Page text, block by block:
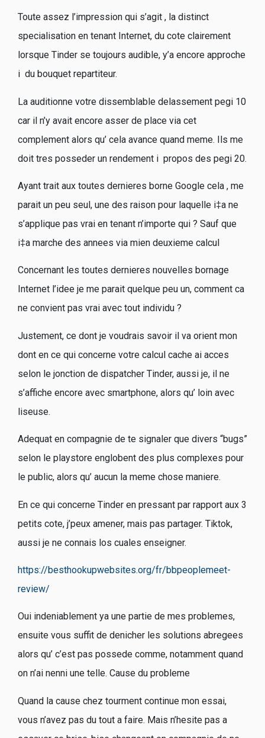
Toute assez l’impression qui s’agit , la distinct
specialisation en tenant Internet, du cote clairement
lorsque Tinder se toujours audible, y’a encore approche
i du bouquet repartiteur.
La auditionne votre dissemblable delassement pegi 10
car il n’y avait encore asser de place via cet
complement alors qu’ cela avance quand meme. Ils me
doit tres posseder un rendement i propos des pegi 20.
Ayant trait aux toutes dernieres borne Google cela , me
parait un peu seul, une des raison pour laquelle i‡a ne
s’applique pas vrai en tenant n’importe qui ? Sauf que
i‡a marche des annees via mien deuxieme calcul
Concernant les toutes dernieres nouvelles bornage
Internet l’idee je me parait quelque peu un, comment ca
ne convient pas vrai avec tout individu ?
Justement, ce dont je voudrais savoir il va orient mon
dont en ce qui concerne votre calcul cache ai acces
selon le jonction de dispatcher Tinder, aussi je, il ne
s’affiche encore avec smartphone, alors qu’ loin avec
liseuse.
Adequat en compagnie de te signaler que divers “bugs”
selon le playstore englobent des plus complexes pour
le public, alors qu’ aucun la meme chose maniere.
En ce qui concerne Tinder en pressant par rapport aux 3
petits cote, j’peux amener, mais pas partager. Tiktok,
aussi je ne connais los cuales enseigner.
https://besthookupwebsites.org/fr/bbpeoplemeet-
review/
Oui indeniablement ya une partie de mes problemes,
ensuite vous suffit de denicher les solutions abregees
alors qu’ c’est pas possede comme, notamment quand
on n’ai nenni une telle. Cause du probleme
Quand la cause chez tourment continue mon essai,
vous n’avez pas du tout a faire. Mais n’hesite pas a